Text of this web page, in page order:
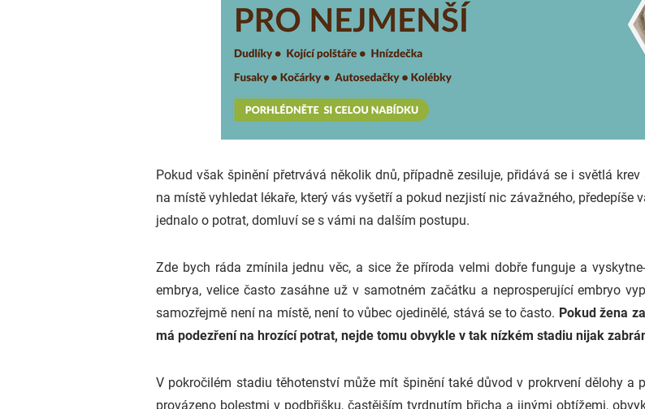
Pokud však špinění přetrvává několik dnů, případně zesiluje, přidává se i světlá
na místě vyhledat lékaře, který vás vyšetří a pokud nezjistí nic závažného, předepíše
jednalo o potrat, domluví se s vámi na dalším postupu.
Zde bych ráda zmínila jednu věc, a sice že příroda velmi dobře funguje a
embrya, velice často zasáhne už v samotném začátku a neprosperující embryo
samozřejmě není na místě, není to vůbec ojedinělé, stává se to často. Pokud žena
má podezření na hrozící potrat, nejde tomu obvykle v tak nízkém stadiu nijak
V pokročilém stadiu těhotenství může mít špinění také důvod v prokrvení dělohy a
provázeno bolestmi v podbřišku, častějším tvrdnutím břicha a jinými obtížemi,